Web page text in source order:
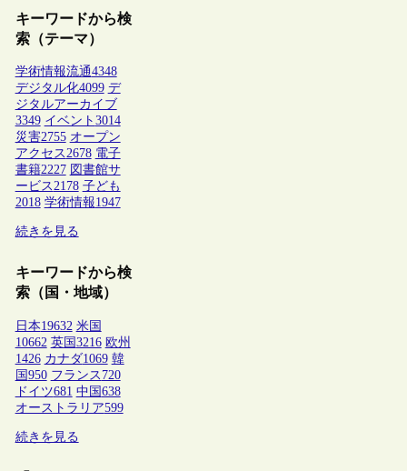
キーワードから検
索（テーマ）
学術情報流通4348
デジタル化4099 デ
ジタルアーカイブ
3349 イベント 3014
災害2755 オープン
アクセス2678 電子
書籍2227 図書館サ
ービス2178 子ども
2018 学術情報1947
続きを見る
キーワードから検
索（国・地域）
日本19632 米国
10662 英国3216 欧州
1426 カナダ1069 韓
国950 フランス 720
ドイツ681 中国638
オーストラリア599
続きを見る